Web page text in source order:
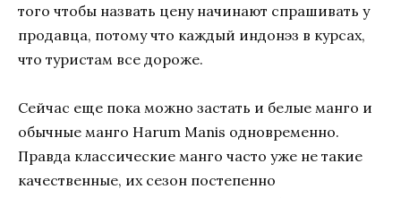
того чтобы назвать цену начинают спрашивать у
продавца, потому что каждый индонэз в курсах,
что туристам все дороже.
Сейчас еще пока можно застать и белые манго и
обычные манго Harum Manis одновременно.
Правда классические манго часто уже не такие
качественные, их сезон постепенно